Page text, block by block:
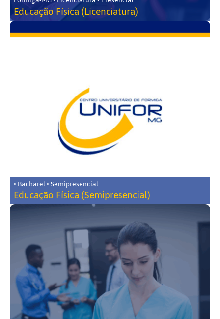
Educação Física (Licenciatura)
• Bacharel • Semipresencial
Educação Física (Semipresencial)